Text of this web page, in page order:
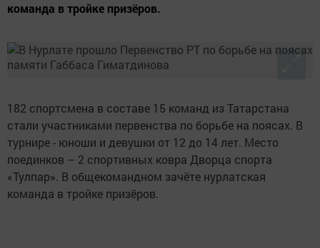
команда в тройке призёров.
182 спортсмена в составе 15 команд из Татарстана
стали участниками первенства по борьбе на поясах. В
турнире - юноши и девушки от 12 до 14 лет. Место
поединков – 2 спортивных ковра Дворца спорта
«Тулпар». В общекомандном зачёте нурлатская
команда в тройке призёров.